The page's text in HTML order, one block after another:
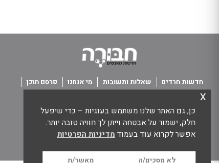
כן, גם האתר שלנו משתמש בעוגיות – כדי שיפעל
חלק, ישמור על אבטחה וייתן לך חוויה טובה יותר.
אפשר לקרוא עוד בעמוד מדיניות הפרטיות
לא מסכים/ה מאשר/ת
x
חדשות חרדים שאלות ותשובות מי אנחנו
פרסם תוכן
כל הזכויות שמורות חבורה - חדשות מאנשים